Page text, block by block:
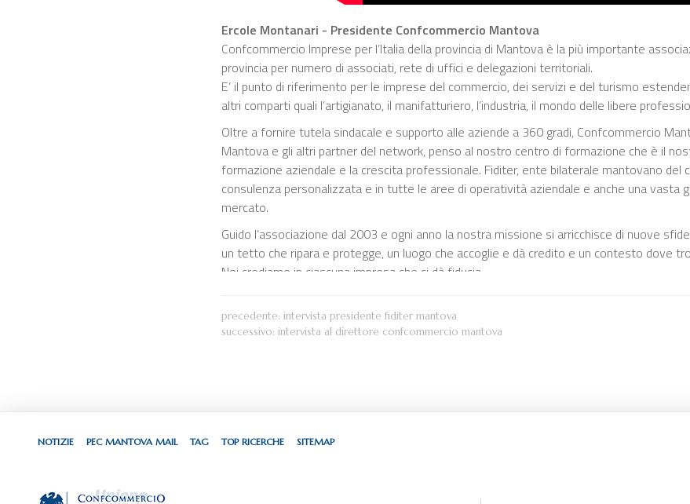
Ercole Montanari - Presidente Confcommercio Mantova
Confcommercio Imprese per l’Italia della provincia di Mantova è la più importante
provincia per numero di associati, rete di uffici e delegazioni territoriali.
E’ il punto di riferimento per le imprese del commercio, dei servizi e del turismo
altri comparti quali l’artigianato, il manifatturiero, l’industria, il mondo delle libere
Oltre a fornire tutela sindacale e supporto alle aziende a 360 gradi, Confcommercio
Mantova e gli altri partner del network, penso al nostro centro di formazione che è il
formazione aziendale e la crescita professionale. Fiditer, ente bilaterale mantovano
consulenza personalizzata e in tutte le aree di operatività aziendale e anche una vasta
mercato.
Guido l’associazione dal 2003 e ogni anno la nostra missione si arricchisce di nuove
un tetto che ripara e protegge, un luogo che accoglie e dà credito e un contesto dove
Noi crediamo in ciascuna impresa che ci dà fiducia.
precedente: intervista presidente fiditer mantova
successivo: intervista al direttore confcommercio mantova
NOTIZIE PEC MANTOVA MAIL TAG TOP RICERCHE SITEMAP